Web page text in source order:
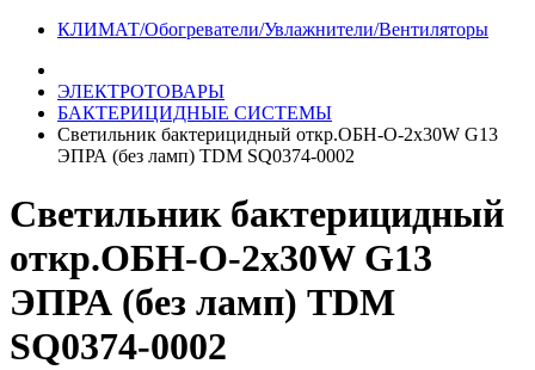
КЛИМАТ/Обогреватели/Увлажнители/Вентиляторы
ЭЛЕКТРОТОВАРЫ
БАКТЕРИЦИДНЫЕ СИСТЕМЫ
Светильник бактерицидный откр.ОБН-О-2x30W G13
ЭПРА (без ламп) TDM SQ0374-0002
Светильник бактерицидный
откр.ОБН-О-2x30W G13
ЭПРА (без ламп) TDM
SQ0374-0002